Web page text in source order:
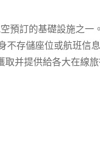
預訂的基礎設施之一
不存儲座位或航班信
取并提供給各大在線